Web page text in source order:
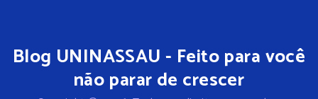
Blog UNINASSAU - Feito para você
não parar de crescer